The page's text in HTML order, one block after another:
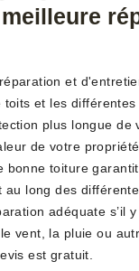
et
toits et les
plus longue de
de votre
bonne toiture
au long des
adéquate s’il
vent, la pluie ou
est gratuit.